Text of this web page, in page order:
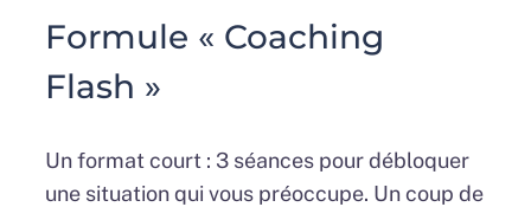
Formule « Coaching
Flash »
Un format court : 3 séances pour débloquer
une situation qui vous préoccupe. Un coup de